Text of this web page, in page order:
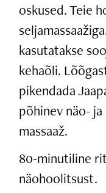
oskused. Teie
kasutatakse
kehaõli.
pikendada
põhinev näo-
massaaž.
80-minutiline
näohoolitsust.